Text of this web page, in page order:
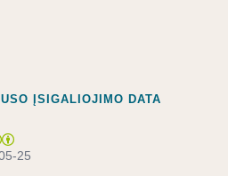
ĮSIGALIOJIMO DATA
25